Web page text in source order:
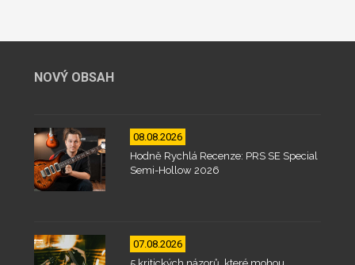
NOVÝ OBSAH
08.08.2026
Hodně Rychlá Recenze: PRS SE Special
Semi-Hollow 2026
07.08.2026